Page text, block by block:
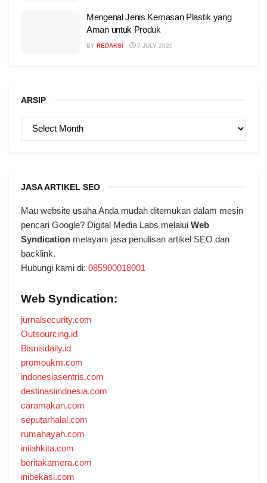
Mengenal Jenis Kemasan Plastik yang
Aman untuk Produk
BY REDAKSI 7 JULY 2026
ARSIP
ARSIP
JASA ARTIKEL SEO
Mau website usaha Anda mudah ditemukan dalam mesin
pencari Google? Digital Media Labs melalui Web
Syndication melayani jasa penulisan artikel SEO dan
backlink.
Hubungi kami di: 085900018001
Web Syndication:
jurnalsecurity.com
Outsourcing.id
Bisnisdaily.id
promoukm.com
indonesiasentris.com
destinasiindnesia.com
caramakan.com
seputarhalal.com
rumahayah.com
inilahkita.com
beritakamera.com
inibekasi.com